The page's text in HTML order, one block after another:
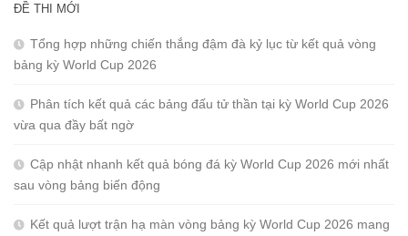
ĐỀ THI MỚI
Tổng hợp những chiến thắng đậm đà kỷ lục từ kết quả vòng
bảng kỳ World Cup 2026
Phân tích kết quả các bảng đấu tử thần tại kỳ World Cup 2026
vừa qua đầy bất ngờ
Cập nhật nhanh kết quả bóng đá kỳ World Cup 2026 mới nhất
sau vòng bảng biến động
Kết quả lượt trận hạ màn vòng bảng kỳ World Cup 2026 mang